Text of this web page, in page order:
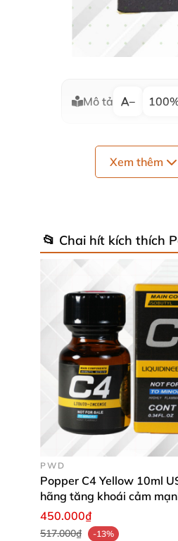
Mô tả −
Xem thêm
📂 Chai hít kích thích
PWD
Popper C4 Yellow 10ml
hãng tăng khoái cảm
450.000₫
517.000₫
-13%